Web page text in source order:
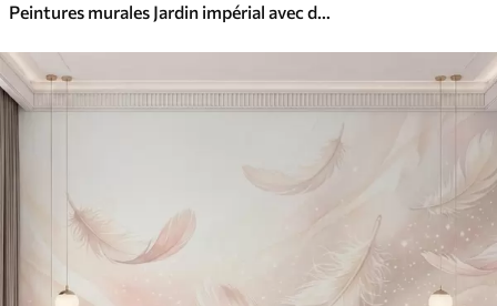
Peintures murales Jardin impérial avec des animaux de style oriental : singe, léopard, tigre, paon et héron